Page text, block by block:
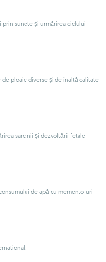
prin sunete și urmărirea ciclului
de ploaie diverse și de înaltă calitate
sarcinii și dezvoltării fetale
de apă cu memento-uri